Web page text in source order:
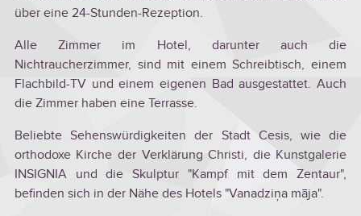
über eine 24-Stunden-Rezeption.
Alle Zimmer im Hotel, darunter auch die
Nichtraucherzimmer, sind mit einem Schreibtisch, einem
Flachbild-TV und einem eigenen Bad ausgestattet. Auch
die Zimmer haben eine Terrasse.
Beliebte Sehenswürdigkeiten der Stadt Cesis, wie die
orthodoxe Kirche der Verklärung Christi, die Kunstgalerie
INSIGNIA und die Skulptur "Kampf mit dem Zentaur",
befinden sich in der Nähe des Hotels "Vanadziņa māja".